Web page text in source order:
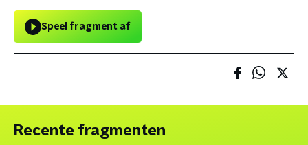
Speel fragment af
Recente fragmenten